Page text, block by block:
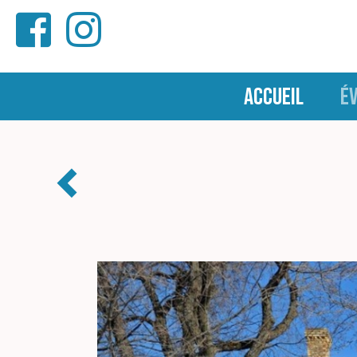
ACCUEIL